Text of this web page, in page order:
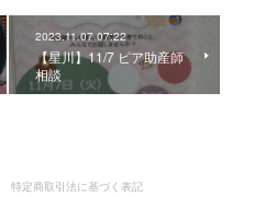
2023.11.07 07:22
【星川】11/7 ピア助産師
相談
特定商取引法に基づく表記